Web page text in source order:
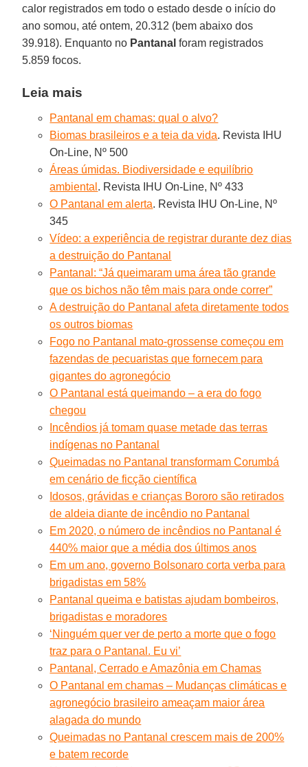
calor registrados em todo o estado desde o início do
ano somou, até ontem, 20.312 (bem abaixo dos
39.918). Enquanto no Pantanal foram registrados
5.859 focos.
Leia mais
Pantanal em chamas: qual o alvo?
Biomas brasileiros e a teia da vida. Revista IHU
On-Line, Nº 500
Áreas úmidas. Biodiversidade e equilíbrio
ambiental . Revista IHU On-Line, Nº 433
O Pantanal em alerta. Revista IHU On-Line, Nº
345
Vídeo: a experiência de registrar durante dez dias
a destruição do Pantanal
Pantanal: “Já queimaram uma área tão grande
que os bichos não têm mais para onde correr”
A destruição do Pantanal afeta diretamente todos
os outros biomas
Fogo no Pantanal mato-grossense começou em
fazendas de pecuaristas que fornecem para
gigantes do agronegócio
O Pantanal está queimando – a era do fogo
chegou
Incêndios já tomam quase metade das terras
indígenas no Pantanal
Queimadas no Pantanal transformam Corumbá
em cenário de ficção científica
Idosos, grávidas e crianças Bororo são retirados
de aldeia diante de incêndio no Pantanal
Em 2020, o número de incêndios no Pantanal é
440% maior que a média dos últimos anos
Em um ano, governo Bolsonaro corta verba para
brigadistas em 58%
Pantanal queima e batistas ajudam bombeiros,
brigadistas e moradores
‘Ninguém quer ver de perto a morte que o fogo
traz para o Pantanal. Eu vi’
Pantanal, Cerrado e Amazônia em Chamas
O Pantanal em chamas – Mudanças climáticas e
agronegócio brasileiro ameaçam maior área
alagada do mundo
Queimadas no Pantanal crescem mais de 200%
e batem recorde